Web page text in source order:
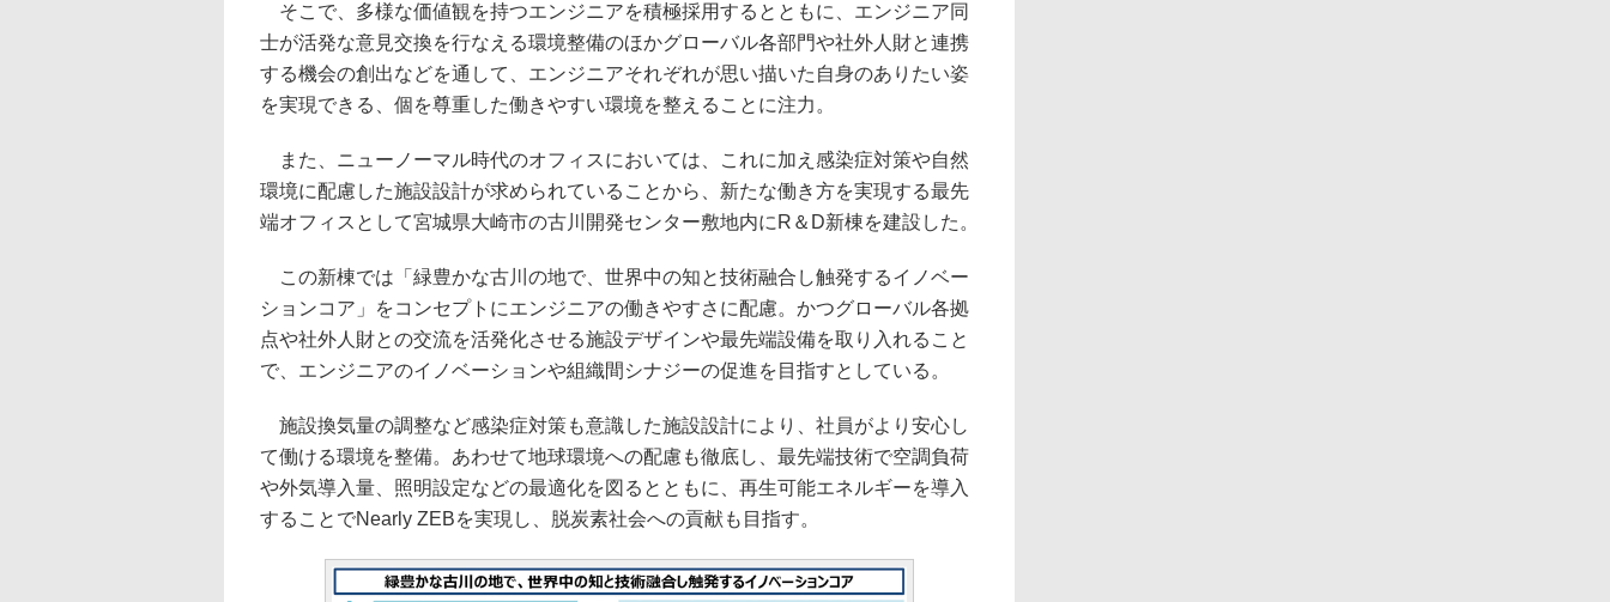
そこで、多様な価値観を持つエンジニアを積極採用するとともに、エンジニア同
士が活発な意見交換を行なえる環境整備のほかグローバル各部門や社外人財と連携
する機会の創出などを通して、エンジニアそれぞれが思い描いた自身のありたい姿
を実現できる、個を尊重した働きやすい環境を整えることに注力。
また、ニューノーマル時代のオフィスにおいては、これに加え感染症対策や自然
環境に配慮した施設設計が求められていることから、新たな働き方を実現する最先
端オフィスとして宮城県大崎市の古川開発センター敷地内にR＆D新棟を建設した。
この新棟では「緑豊かな古川の地で、世界中の知と技術融合し触発するイノベー
ションコア」をコンセプトにエンジニアの働きやすさに配慮。かつグローバル各拠
点や社外人財との交流を活発化させる施設デザインや最先端設備を取り入れること
で、エンジニアのイノベーションや組織間シナジーの促進を目指すとしている。
施設換気量の調整など感染症対策も意識した施設設計により、社員がより安心し
て働ける環境を整備。あわせて地球環境への配慮も徹底し、最先端技術で空調負荷
や外気導入量、照明設定などの最適化を図るとともに、再生可能エネルギーを導入
することでNearly ZEBを実現し、脱炭素社会への貢献も目指す。